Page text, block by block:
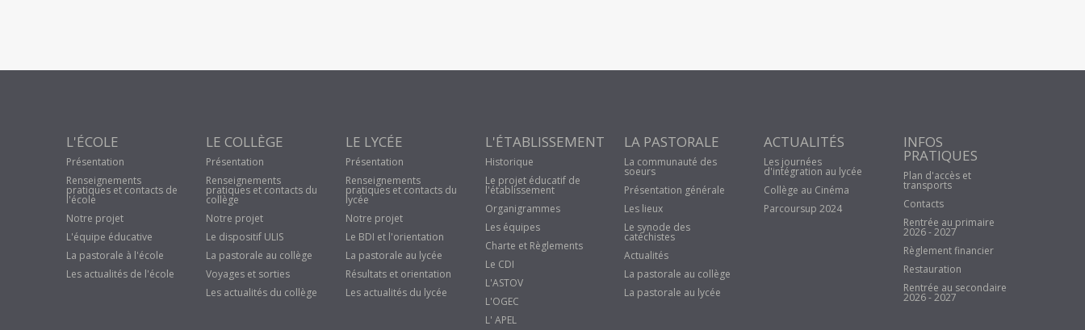
L'ÉCOLE
Présentation
Renseignements
pratiques et contacts de
l'école
Notre projet
L'équipe éducative
La pastorale à l'école
Les actualités de l'école
LE COLLÈGE
Présentation
Renseignements
pratiques et contacts du
collège
Notre projet
Le dispositif ULIS
La pastorale au collège
Voyages et sorties
Les actualités du collège
LE LYCÉE
Présentation
Renseignements
pratiques et contacts du
lycée
Notre projet
Le BDI et l'orientation
La pastorale au lycée
Résultats et orientation
Les actualités du lycée
L'ÉTABLISSEMENT
Historique
Le projet éducatif de
l'établissement
Organigrammes
Les équipes
Charte et Règlements
Le CDI
L'ASTOV
L'OGEC
L' APEL
LA PASTORALE
La communauté des
soeurs
Présentation générale
Les lieux
Le synode des
catéchistes
Actualités
La pastorale au collège
La pastorale au lycée
ACTUALITÉS
Les journées
d'intégration au lycée
Collège au Cinéma
Parcoursup 2024
INFOS
PRATIQUES
Plan d'accès et
transports
Contacts
Rentrée au primaire
2026 - 2027
Règlement financier
Restauration
Rentrée au secondaire
2026 - 2027